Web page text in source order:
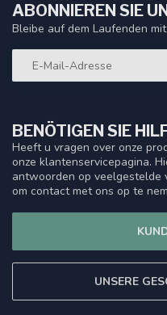
BENÖTIGEN SIE
Heeft u vragen over onze
onze klantenservicepagina.
antwoorden op veelgestelde
om contact met ons op te
UNSERE
ABONNIEREN SIE
Bleibe auf dem Laufenden